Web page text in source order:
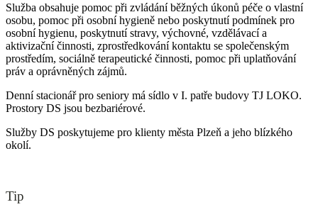
Služba obsahuje pomoc při zvládání běžných úkonů péče o vlastní
osobu, pomoc při osobní hygieně nebo poskytnutí podmínek pro
osobní hygienu, poskytnutí stravy, výchovné, vzdělávací a
aktivizační činnosti, zprostředkování kontaktu se společenským
prostředím, sociálně terapeutické činnosti, pomoc při uplatňování
práv a oprávněných zájmů.
Denní stacionář pro seniory má sídlo v I. patře budovy TJ LOKO.
Prostory DS jsou bezbariérové.
Služby DS poskytujeme pro klienty města Plzeň a jeho blízkého
okolí.
Tip